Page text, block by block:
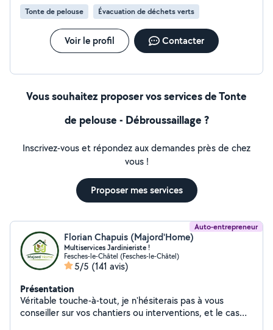
Tonte de pelouse Évacuation de déchets verts
Voir le profil Contacter
Vous souhaitez proposer vos services de Tonte
de pelouse - Débroussaillage ?
Inscrivez-vous et répondez aux demandes près de chez
vous !
Proposer mes services
Auto-entrepreneur
Florian Chapuis (Majord'Home)
Multiservices Jardinieriste !
Fesches-le-Châtel (Fesches-le-Châtel)
5/5 (141 avis)
Présentation
Véritable touche-à-tout, je n'hésiterais pas à vous
conseiller sur vos chantiers ou interventions, et le cas